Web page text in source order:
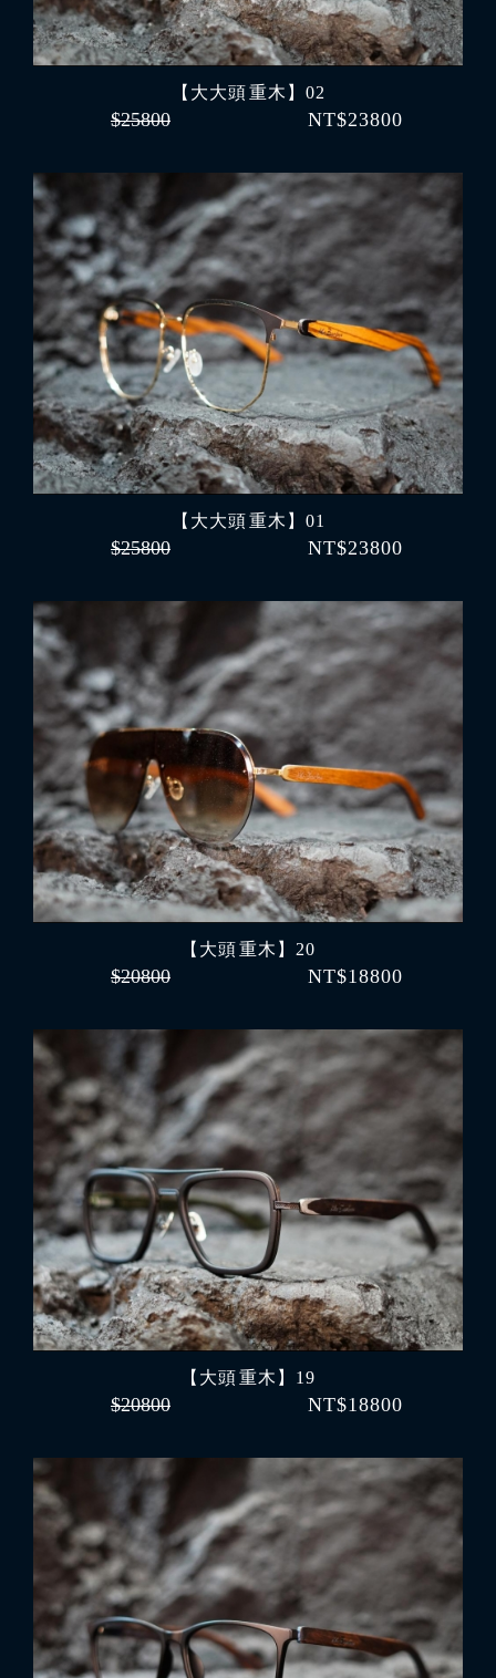
【大大頭 重木】02
$25800 NT$23800
【大大頭 重木】01
$25800 NT$23800
【大頭 重木】20
$20800 NT$18800
【大頭 重木】19
$20800 NT$18800